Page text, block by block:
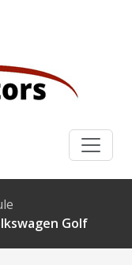
Golf